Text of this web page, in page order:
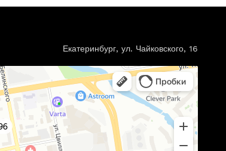
Екатеринбург, ул. Чайковского, 16